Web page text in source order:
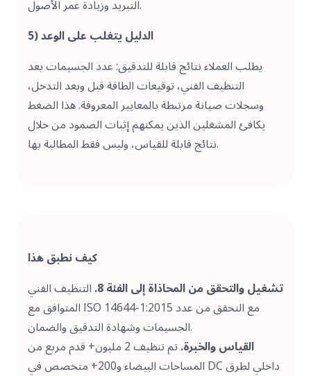
التبريد وزيادة عمر الأصول.
5) الدليل يتغلب على الوعد
يطلب العملاء نتائج قابلة للتدقيق: عدد الجسيمات بعد
التنظيف الفني، توقيعات الطاقة قبل وبعد التدخل،
وسجلات صيانة مرتبطة بالمعايير المعروفة. هذا الضغط
يكافئ المشغلين الذين يمكنهم إثبات الصمود من خلال
نتائج قابلة للقياس، وليس فقط المطالبة بها.
كيف نطبق هذا
تشغيل والتحقق من المحاذاة إلى الفئة 8.
التنظيف الفني
المتوافق مع ISO 14644-1:2015 مع التحقق من عدد
الجسيمات وشهادة التدقيق والضمان.
القياس والخبرة.
تم تنظيف 2 مليون+ قدم مربع من
المساحات البيضاء و200+ متخصص في DC داخلي لطرق